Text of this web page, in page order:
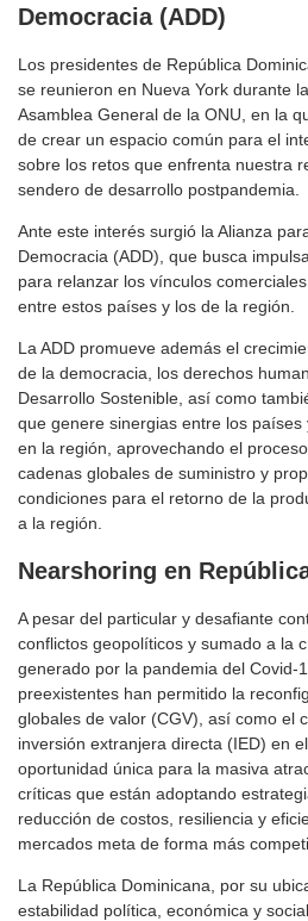
Democracia (ADD)
Los presidentes de República
se reunieron en Nueva York durante
Asamblea General de la ONU, en la
de crear un espacio común para el
sobre los retos que enfrenta nuestra
sendero de desarrollo postpandemia.
Ante este interés surgió la Alianza
Democracia (ADD), que busca
para relanzar los vínculos
entre estos países y los de la región.
La ADD promueve además el
de la democracia, los derechos
Desarrollo Sostenible, así como
que genere sinergias entre los
en la región, aprovechando el
cadenas globales de suministro y
condiciones para el retorno de la
a la región.
Nearshoring en
A pesar del particular y desafiante
conflictos geopolíticos y sumado a la
generado por la pandemia del Covid-
preexistentes han permitido la
globales de valor (CGV), así como el
inversión extranjera directa (IED) en
oportunidad única para la masiva
críticas que están adoptando
reducción de costos, resiliencia y
mercados meta de forma más
La República Dominicana, por su
estabilidad política, económica y